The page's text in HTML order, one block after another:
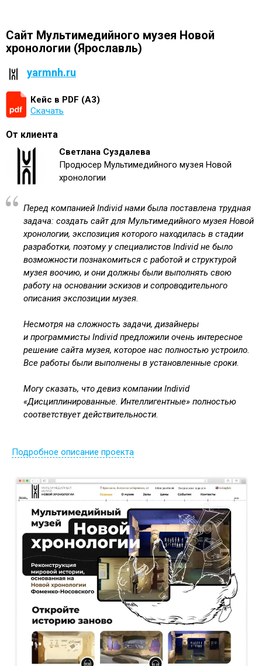
Сайт Мультимедийного музея Новой
хронологии (Ярославль)
yarmnh.ru
Кейс в PDF (А3)
Скачать
От клиента
Светлана Суздалева
Продюсер Мультимедийного музея Новой
хронологии
Перед компанией Individ нами была поставлена трудная
задача: создать сайт для Мультимедийного музея Новой
хронологии, экспозиция которого находилась в стадии
разработки, поэтому у специалистов Individ не было
возможности познакомиться с работой и структурой
музея воочию, и они должны были выполнять свою
работу на основании эскизов и сопроводительного
описания экспозиции музея.
Несмотря на сложность задачи, дизайнеры
и программисты Individ предложили очень интересное
решение сайта музея, которое нас полностью устроило.
Все работы были выполнены в установленные сроки.
Могу сказать, что девиз компании Individ
«Дисциплинированные. Интеллигентные» полностью
соответствует действительности.
Подробное описание проекта